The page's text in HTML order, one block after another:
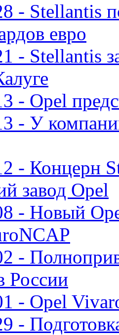
- Stellantis
евро
- Stellantis
- Opel
- У
- Концерн
завод Opel
- Новый
-
России
- Opel
-